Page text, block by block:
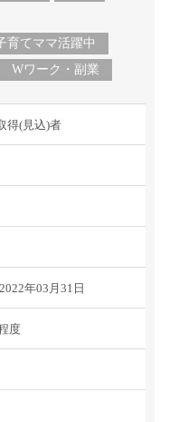
育てママ活躍中
Wワーク・副業
得(見込)者
年03月31日
度